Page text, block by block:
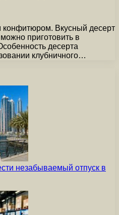
конфитюром. Вкусный десерт
приготовить в
десерта
клубничного…
незабываемый отпуск в